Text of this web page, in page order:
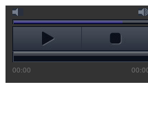
00:00